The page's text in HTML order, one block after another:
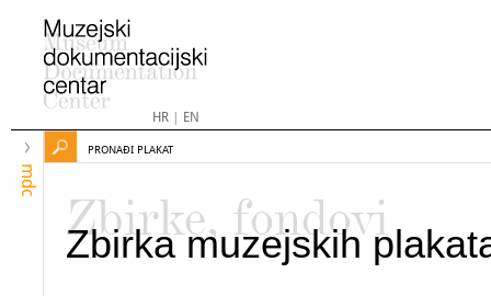
HR| EN
mdc
PRONAĐI PLAKAT
Zbirke, fondovi
Zbirka muzejskih